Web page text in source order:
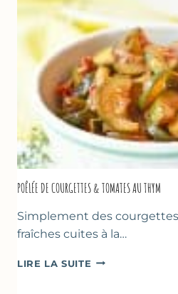
POÊLÉE DE COURGETTES & TOMATES AU THYM
Simplement des
fraîches cuites à la…
LIRE LA SUITE POÊLÉE